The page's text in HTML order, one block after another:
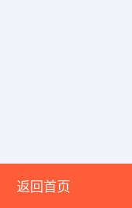
返回首页